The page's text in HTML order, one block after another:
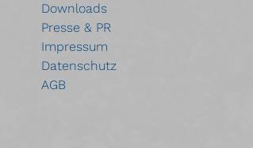
Downloads
Presse & PR
Impressum
Datenschutz
AGB